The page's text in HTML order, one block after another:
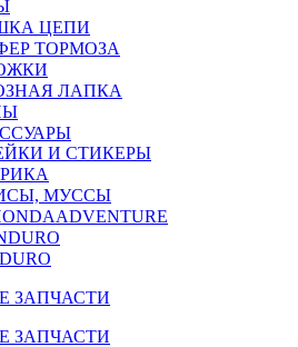
ЦЕПИ
ТОРМОЗА
ЛАПКА
И СТИКЕРЫ
МУССЫ
ADVENTURE
ЗАПЧАСТИ
ЗАПЧАСТИ